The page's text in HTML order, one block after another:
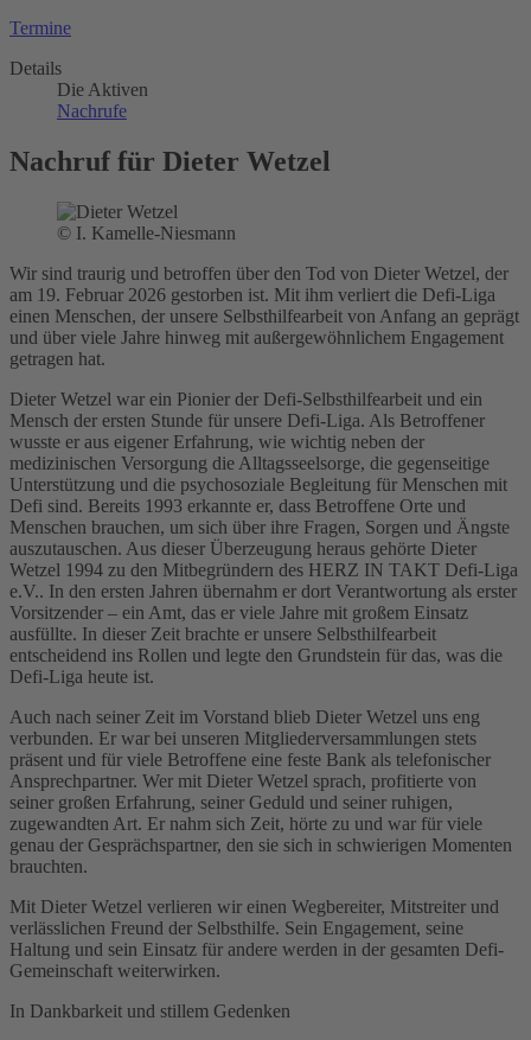
Termine
Details
Die Aktiven
Nachrufe
Nachruf für Dieter Wetzel
© I. Kamelle-Niesmann
Wir sind traurig und betroffen über den Tod von Dieter Wetzel, der
am 19. Februar 2026 gestorben ist. Mit ihm verliert die Defi-Liga
einen Menschen, der unsere Selbsthilfearbeit von Anfang an geprägt
und über viele Jahre hinweg mit außergewöhnlichem Engagement
getragen hat.
Dieter Wetzel war ein Pionier der Defi-Selbsthilfearbeit und ein
Mensch der ersten Stunde für unsere Defi-Liga. Als Betroffener
wusste er aus eigener Erfahrung, wie wichtig neben der
medizinischen Versorgung die Alltagsseelsorge, die gegenseitige
Unterstützung und die psychosoziale Begleitung für Menschen mit
Defi sind. Bereits 1993 erkannte er, dass Betroffene Orte und
Menschen brauchen, um sich über ihre Fragen, Sorgen und Ängste
auszutauschen. Aus dieser Überzeugung heraus gehörte Dieter
Wetzel 1994 zu den Mitbegründern des HERZ IN TAKT Defi-Liga
e.V.. In den ersten Jahren übernahm er dort Verantwortung als erster
Vorsitzender – ein Amt, das er viele Jahre mit großem Einsatz
ausfüllte. In dieser Zeit brachte er unsere Selbsthilfearbeit
entscheidend ins Rollen und legte den Grundstein für das, was die
Defi-Liga heute ist.
Auch nach seiner Zeit im Vorstand blieb Dieter Wetzel uns eng
verbunden. Er war bei unseren Mitgliederversammlungen stets
präsent und für viele Betroffene eine feste Bank als telefonischer
Ansprechpartner. Wer mit Dieter Wetzel sprach, profitierte von
seiner großen Erfahrung, seiner Geduld und seiner ruhigen,
zugewandten Art. Er nahm sich Zeit, hörte zu und war für viele
genau der Gesprächspartner, den sie sich in schwierigen Momenten
brauchten.
Mit Dieter Wetzel verlieren wir einen Wegbereiter, Mitstreiter und
verlässlichen Freund der Selbsthilfe. Sein Engagement, seine
Haltung und sein Einsatz für andere werden in der gesamten Defi-
Gemeinschaft weiterwirken.
In Dankbarkeit und stillem Gedenken